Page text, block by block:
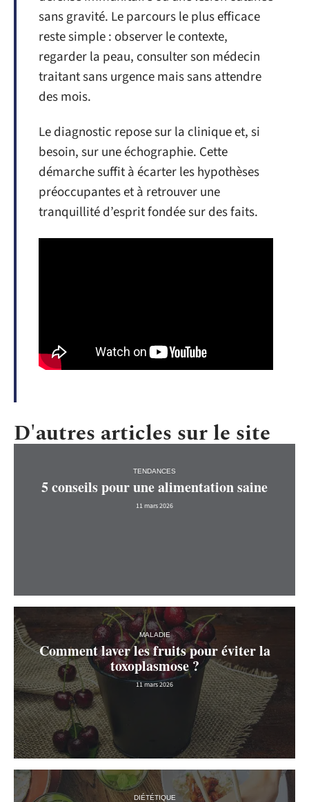
sans gravité. Le parcours le plus efficace
reste simple : observer le contexte,
regarder la peau, consulter son médecin
traitant sans urgence mais sans attendre
des mois.
Le diagnostic repose sur la clinique et, si
besoin, sur une échographie. Cette
démarche suffit à écarter les hypothèses
préoccupantes et à retrouver une
tranquillité d’esprit fondée sur des faits.
D'autres articles sur le site
TENDANCES
5 conseils pour une alimentation saine
11 mars 2026
MALADIE
Comment laver les fruits pour éviter la
toxoplasmose ?
11 mars 2026
DIÉTÉTIQUE